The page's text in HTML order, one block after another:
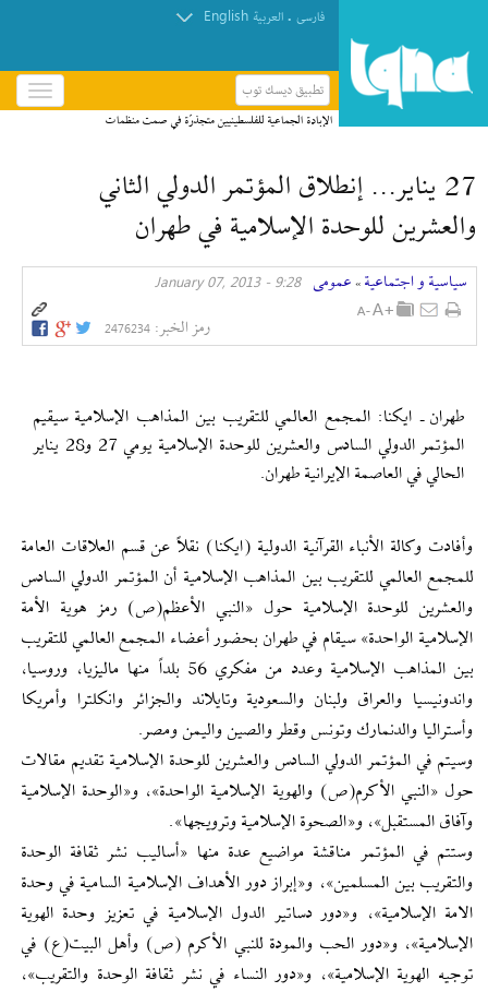
فارسی . العربیة English
تطبيق ديسك توب
باز
و
الإبادة الجماعية للفلسطينيين متجذرّة في صمت منظمات
27 يناير... إنطلاق المؤتمر الدولي الثاني
والعشرين للوحدة الإسلامية في طهران
سیاسیة و اجتماعیة » عمومی 9:28 - January 07, 2013
رمز الخبر: 2476234
طهران ـ ايكنا: المجمع العالمي للتقريب بين المذاهب الإسلامية سيقيم
المؤتمر الدولي السادس والعشرين للوحدة الإسلامية يومي 27 و28 يناير
الحالي في العاصمة الإيرانية طهران.
وأفادت وكالة الأنباء القرآنية الدولية (ايكنا) نقلاً عن قسم العلاقات العامة
للمجمع العالمي للتقريب بين المذاهب الإسلامية أن المؤتمر الدولي السادس
والعشرين للوحدة الإسلامية حول «النبي الأعظم(ص) رمز هوية الأمة
الإسلامية الواحدة» سيقام في طهران بحضور أعضاء المجمع العالمي للتقريب
بين المذاهب الإسلامية وعدد من مفكري 56 بلداً منها ماليزيا، وروسيا،
واندونيسيا والعراق ولبنان والسعودية وتايلاند والجزائر وانكلترا وأمريكا
وأستراليا والدنمارك وتونس وقطر والصين واليمن ومصر.
وسيتم في المؤتمر الدولي السادس والعشرين للوحدة الإسلامية تقديم مقالات
حول «النبي الأكرم(ص) والهوية الإسلامية الواحدة»، و«الوحدة الإسلامية
وآفاق المستقبل»، و«الصحوة الإسلامية وترويجها».
وستتم في المؤتمر مناقشة مواضيع عدة منها «أساليب نشر ثقافة الوحدة
والتقريب بين المسلمين»، و«إبراز دور الأهداف الإسلامية السامية في وحدة
الامة الإسلامية»، و«دور دساتير الدول الإسلامية في تعزيز وحدة الهوية
الإسلامية»، و«دور الحب والمودة للنبي الأكرم (ص) وأهل البيت(ع) في
توجيه الهوية الإسلامية»، و«دور النساء في نشر ثقافة الوحدة والتقريب»،